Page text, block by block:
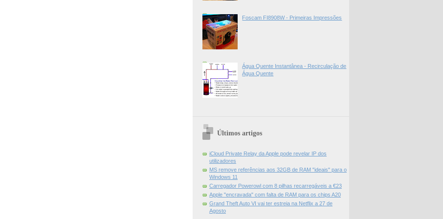
Foscam FI8908W - Primeiras Impressões
Água Quente Instantânea - Recirculação de
Água Quente
Últimos artigos
iCloud Private Relay da Apple pode revelar IP dos
utilizadores
MS remove referências aos 32GB de RAM "ideais" para o
Windows 11
Carregador Powerowl com 8 pilhas recarregáveis a €23
Apple "encravada" com falta de RAM para os chips A20
Grand Theft Auto VI vai ter estreia na Netflix a 27 de
Agosto